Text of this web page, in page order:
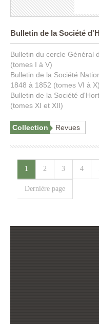
Bulletin de la Société
Bulletin du cercle Général
(tomes I à V)
Bulletin de la Société
1848 à 1852 (tomes VI à X)
Bulletin de la Société
(tomes XI et XII)
Collection Revues
1 2 3 4
Dernière page